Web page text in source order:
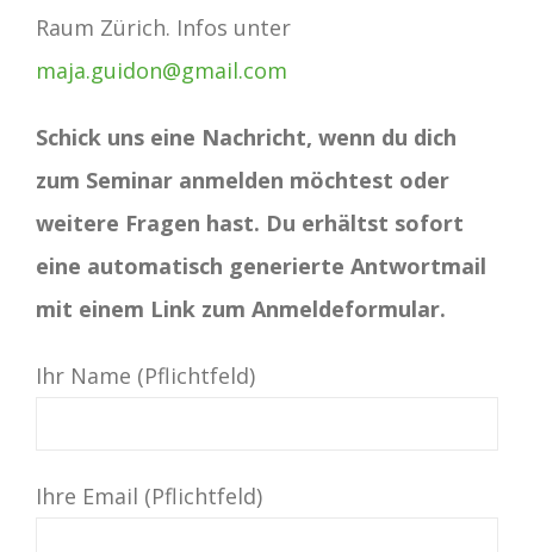
Raum Zürich. Infos unter
maja.guidon@gmail.com
Schick uns eine Nachricht, wenn du dich
zum Seminar anmelden möchtest oder
weitere Fragen hast. Du erhältst sofort
eine automatisch generierte Antwortmail
mit einem Link zum Anmeldeformular.
Ihr Name (Pflichtfeld)
Ihre Email (Pflichtfeld)